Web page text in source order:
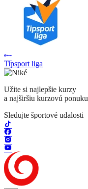
Tipsport liga
Užite si najlepšie kurzy
a najširšiu kurzovú ponuku
Sledujte športové udalosti